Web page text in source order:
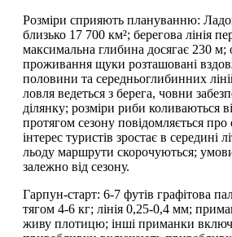
Розміри сприяють плануванню:
близько 17 700 км²; берегова лінія
максимальна глибина досягає 230 м;
проживання щуки розташовані
половини та середньоглибинних
ловля ведеться з берега, човни
ділянку; розміри риби коливаються
протягом сезону повідомляється про
інтерес туристів зростає в середині
льоду маршрути скорочуються;
залежно від сезону.
Гарпун-старт: 6-7 футів графітова
тягом 4-6 кг; лінія 0,25-0,4 мм;
живу плотицю; інші приманки